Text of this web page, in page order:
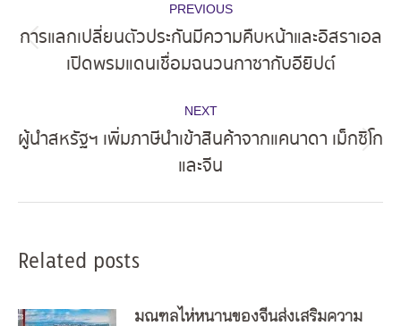
navigation
PREVIOUS
post:
การแลกเปลี่ยนตัวประกันมีความคืบหน้าและอิสราเอล
เปิดพรมแดนเชื่อมฉนวนกาซากับอียิปต์
NEXT
post:
ผู้นำสหรัฐฯ เพิ่มภาษีนำเข้าสินค้าจากแคนาดา เม็กซิโก
และจีน
Related posts
มณฑลไห่หนานของจีนส่งเสริมความ